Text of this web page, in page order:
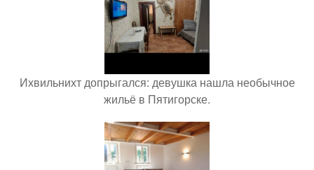
Ихвильнихт допрыгался: девушка нашла необычное
жильё в Пятигорске.